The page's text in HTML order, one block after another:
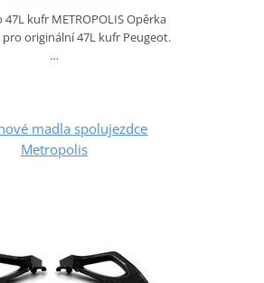
kufr METROPOLIS Opěrka
originální 47L kufr Peugeot.
…
madla spolujezdce
Metropolis